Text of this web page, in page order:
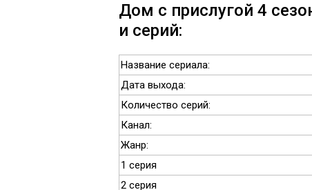
Дом с прислугой 4
и серий:
Название сериала:
Дата выхода:
Количество серий:
Канал:
Жанр:
1 серия
2 серия